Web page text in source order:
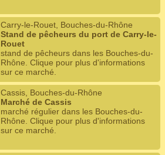
Carry-le-Rouet, Bouches-du-Rhône
Stand de pêcheurs du port de Carry-le-
Rouet
stand de pêcheurs dans les Bouches-du-
Rhône. Clique pour plus d'informations
sur ce marché.
Cassis, Bouches-du-Rhône
Marché de Cassis
marché régulier dans les Bouches-du-
Rhône. Clique pour plus d'informations
sur ce marché.